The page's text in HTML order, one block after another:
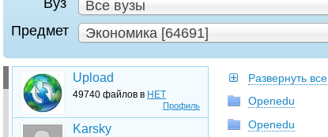
Вуз
Все вузы
Предмет
Экономика [64691]
Профиль
Upload
49740 файлов в НЕТ
Karsky
Развернуть все
Openedu
Openedu